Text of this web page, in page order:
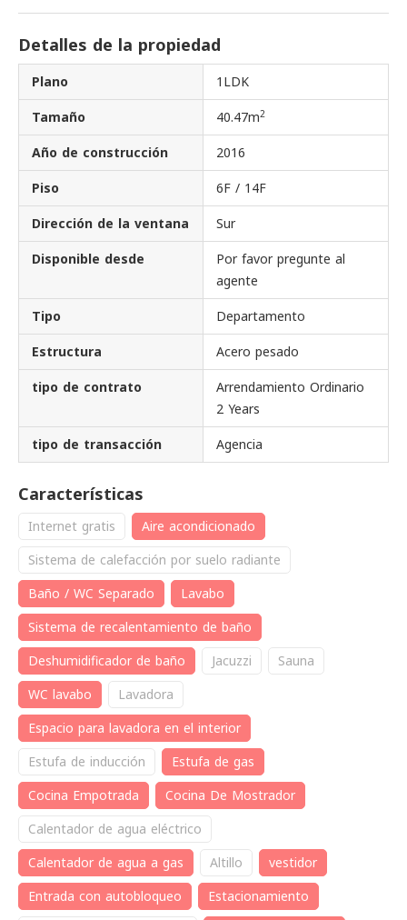
Detalles de la propiedad
Plano 1LDK
Tamaño 40.47m2
Año de construcción 2016
Piso 6F / 14F
Dirección de la ventana Sur
Disponible desde
Por favor pregunte al
agente
Tipo Departamento
Estructura Acero pesado
tipo de contrato
Arrendamiento Ordinario
2 Years
tipo de transacción Agencia
Características
Internet gratis
Aire acondicionado
Sistema de calefacción por suelo radiante
Baño / WC Separado
Lavabo
Sistema de recalentamiento de baño
Deshumidificador de baño
Jacuzzi
Sauna
WC lavabo
Lavadora
Espacio para lavadora en el interior
Estufa de inducción
Estufa de gas
Cocina Empotrada
Cocina De Mostrador
Calentador de agua eléctrico
Calentador de agua a gas
Altillo
vestidor
Entrada con autobloqueo
Estacionamiento